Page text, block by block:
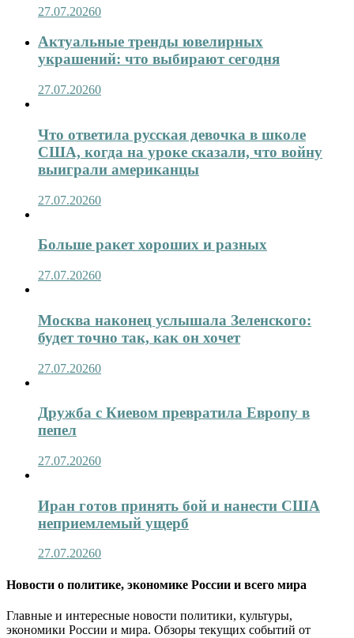
27.07.20260
Актуальные тренды ювелирных
украшений: что выбирают сегодня
27.07.20260
Что ответила русская девочка в школе
США, когда на уроке сказали, что войну
выиграли американцы
27.07.20260
Больше ракет хороших и разных
27.07.20260
Москва наконец услышала Зеленского:
будет точно так, как он хочет
27.07.20260
Дружба с Киевом превратила Европу в
пепел
27.07.20260
Иран готов принять бой и нанести США
неприемлемый ущерб
27.07.20260
Новости о политике, экономике России и всего мира
Главные и интересные новости политики, культуры,
экономики России и мира. Обзоры текущих событий от